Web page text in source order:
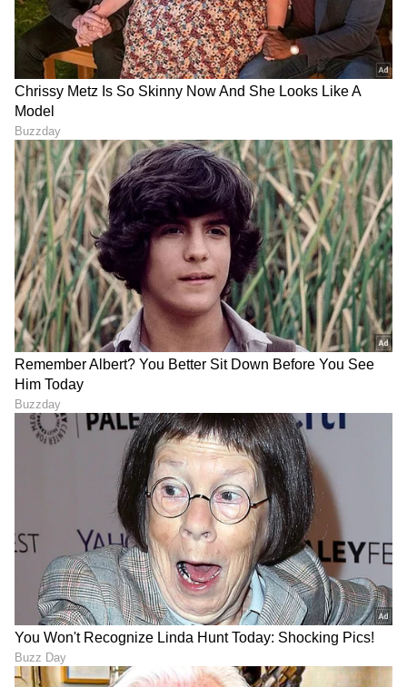
ಕಾಯಿಲೆಯ ವಿರುದ್ಧ ಹೋರಾಡುತ್ತಿದ್ದಾರೆ. ಈಗ ಅವರು
ಚೇತರಿಸಿಕೊಳ್ಳುತ್ತಿದ್ದು, ಆಲ್‌ಮೋಸ್ಟ್ ಸುಧಾರಿಸಿದೆ ಎನ್ನಲಾಗಿದೆ.
ಇಂದು, ಅಂದರೆ ಜೂನ್ 19 (19-6-2026) ರಂದು
ಬಿಡುಗಡೆಯಾಗಿರುವ ನಂದಿನಿ ರೆಡ್ಡಿ ನಿರ್ದೇಶನದ 'ಮಾ ಇಂಟಿ
ಬಂಗಾರಂ' ಚಿತ್ರದ ಮೂಲಕ ಮತ್ತೆ ಬೆಳ್ಳಿತೆರೆಯ ಮೇಲೆ ಮೋಡಿ
ಮಾಡುತ್ತಿದ್ದಾರೆ ನಟಿ ಸಮಂತಾ. ಈ ನಟಿಯ ಛಲ ಮತ್ತು
ಧೈರ್ಯ ಕೋಟ್ಯಂತರ ಅಭಿಮಾನಿಗಳಿಗೆ ಸ್ಫೂರ್ತಿಯಾಗಿದೆ.
ಆರೋಗ್ಯವೇ ಭಾಗ್ಯ ಎಂಬ ಮಾತನ್ನು ಸಮಂತಾ ಅವರ ಈ
ಪಯಣ ಮತ್ತೊಮ್ಮೆ ಸಾಬೀತುಪಡಿಸಿದೆ. ಅವರು ಮತ್ತೆ
ಸಂಪೂರ್ಣ ಚೇತರಿಸಿಕೊಂಡು ಹಳೆಯ ಲವಲವಿಕೆಯಿಂದ
ಇರಲಿ ಎಂಬುದೇ ಅಭಿಮಾನಿಗಳ ಹಾರೈಕೆ.
LATEST VIDEOS